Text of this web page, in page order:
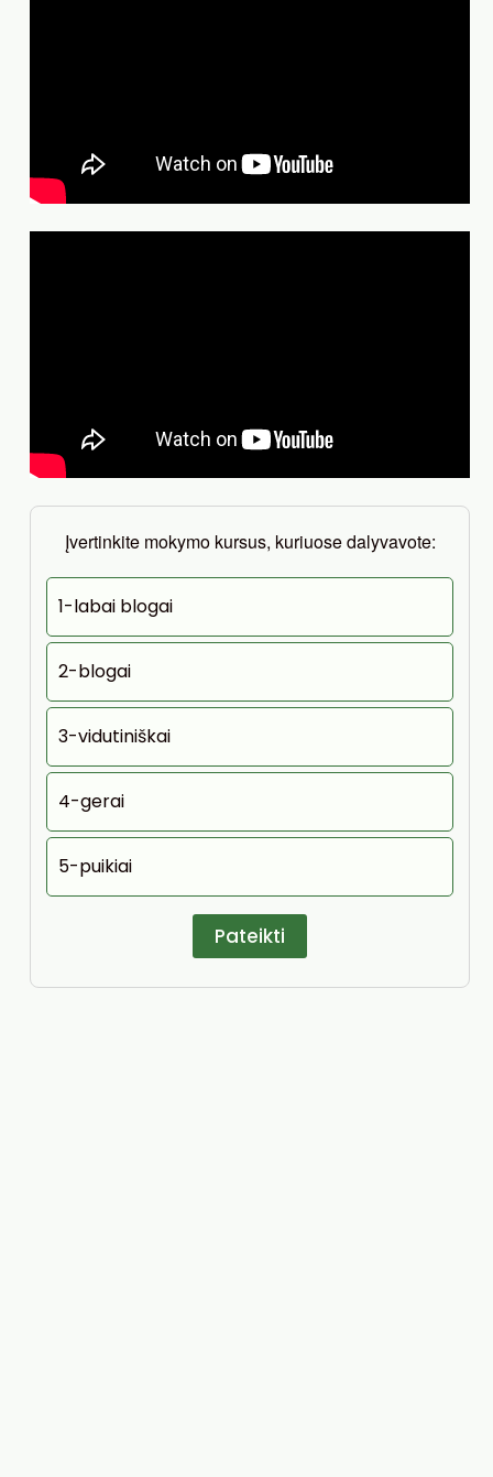
Įvertinkite mokymo kursus, kuriuose dalyvavote:
1-labai blogai
2-blogai
3-vidutiniškai
4-gerai
5-puikiai